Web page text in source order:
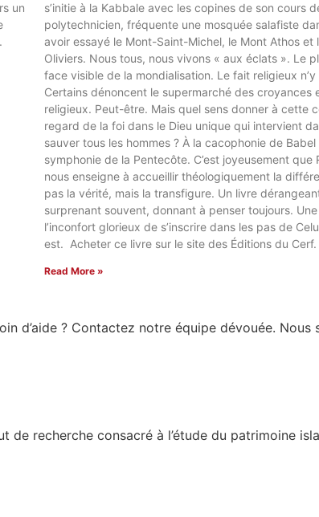
un
s’initie à la Kabbale avec les copines de son cours
polytechnicien, fréquente une mosquée salafiste
avoir essayé le Mont-Saint-Michel, le Mont Athos et
Oliviers. Nous tous, nous vivons « aux éclats ». Le
face visible de la mondialisation. Le fait religieux
Certains dénoncent le supermarché des croyances
religieux. Peut-être. Mais quel sens donner à cette
regard de la foi dans le Dieu unique qui intervient
sauver tous les hommes ? À la cacophonie de
symphonie de la Pentecôte. C’est joyeusement que
nous enseigne à accueillir théologiquement la
pas la vérité, mais la transfigure. Un livre
surprenant souvent, donnant à penser toujours.
l’inconfort glorieux de s’inscrire dans les pas de
est. Acheter ce livre sur le site des Éditions du Cerf.
Read More »
d’aide ? Contactez notre équipe dévouée. Nous
de recherche consacré à l’étude du patrimoine